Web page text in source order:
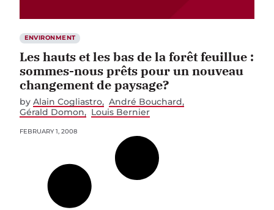
ENVIRONMENT
Les hauts et les bas de la forêt feuillue :
sommes-nous prêts pour un nouveau
changement de paysage?
by Alain Cogliastro
André Bouchard
Gérald Domon
Louis Bernier
FEBRUARY 1, 2008